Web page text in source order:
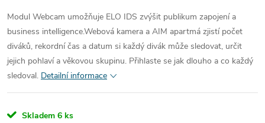
Modul Webcam umožňuje ELO IDS zvýšit publikum zapojení a
business intelligence.Webová kamera a AIM apartmá zjistí počet
diváků, rekordní čas a datum si každý divák může sledovat, určit
jejich pohlaví a věkovou skupinu. Přihlaste se jak dlouho a co každý
sledoval. Detailní informace
Skladem 6 ks